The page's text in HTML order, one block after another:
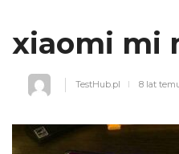
xiaomi mi
TestHub.pl 8 lat